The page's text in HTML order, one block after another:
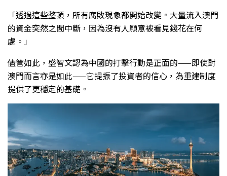
「透過這些整頓，所有腐敗現象都開始改變。大量流入澳門
的資金突然之間中斷，因為沒有人願意被看見錢花在何
處。」
儘管如此，盛智文認為中國的打擊行動是正面的——即使對
澳門而言亦是如此——它提振了投資者的信心，為重建制度
提供了更穩定的基礎。